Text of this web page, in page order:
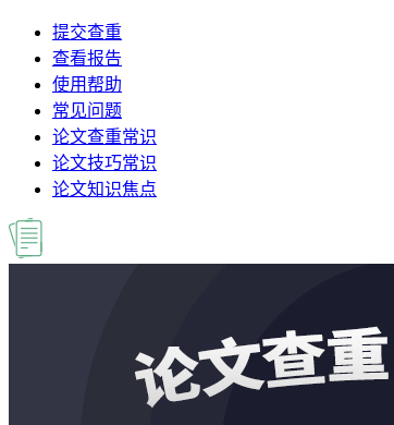
提交查重
查看报告
使用帮助
常见问题
论文查重常识
论文技巧常识
论文知识焦点